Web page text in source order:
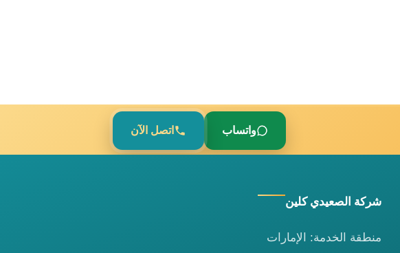
واتساب اتصل الآن
شركة الصعيدي كلين
منطقة الخدمة: الإمارات